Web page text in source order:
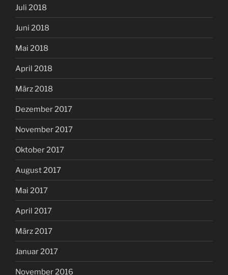
Juli 2018
Juni 2018
Mai 2018
April 2018
März 2018
Dezember 2017
November 2017
Oktober 2017
August 2017
Mai 2017
April 2017
März 2017
Januar 2017
November 2016